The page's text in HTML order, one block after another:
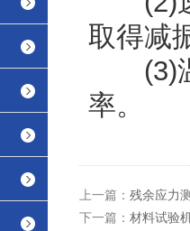
取得减
(3)温
率。
上一篇： 残余应力
下一篇： 材料试验